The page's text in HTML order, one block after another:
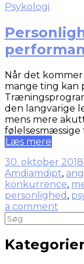
Psykologi
Når det
mange ting kan
den langvarige
mens mere
følelsesmæssige
Læs mere
30. oktober 2018
Amdiamdipt,
konkurrence,
personlighed ,
a comment
Kategorier